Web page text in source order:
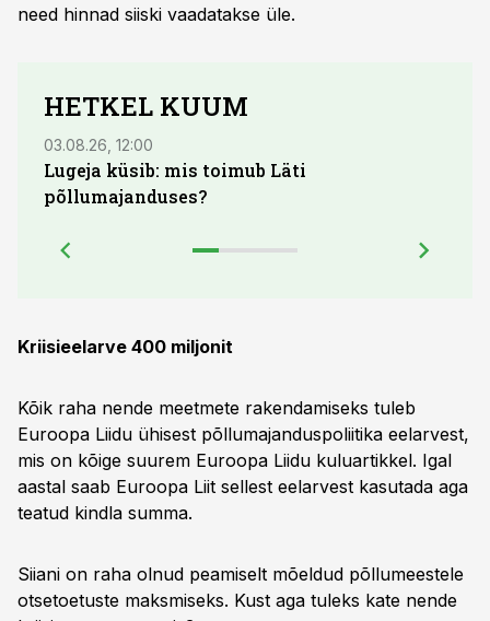
need hinnad siiski vaadatakse üle.
HETKEL KUUM
03.08.26, 12:00
Lugeja küsib: mis toimub Läti
põllumajanduses?
Kriisieelarve 400 miljonit
Kõik raha nende meetmete rakendamiseks tuleb
Euroopa Liidu ühisest põllumajanduspoliitika eelarvest,
mis on kõige suurem Euroopa Liidu kuluartikkel. Igal
aastal saab Euroopa Liit sellest eelarvest kasutada aga
teatud kindla summa.
Siiani on raha olnud peamiselt mõeldud põllumeestele
otsetoetuste maksmiseks. Kust aga tuleks kate nende